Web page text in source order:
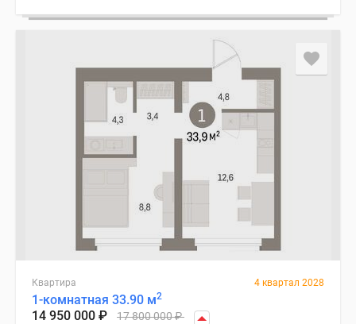
Квартира 4 квартал 2028
1-комнатная 33.90 м2
14 950 000 ₽ 17 800 000₽